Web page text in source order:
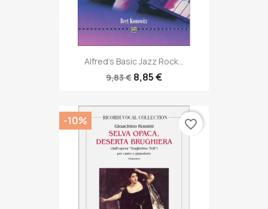
Alfred's Basic Jazz Rock...
9,83 € 8,85 €
-10% favorite_border